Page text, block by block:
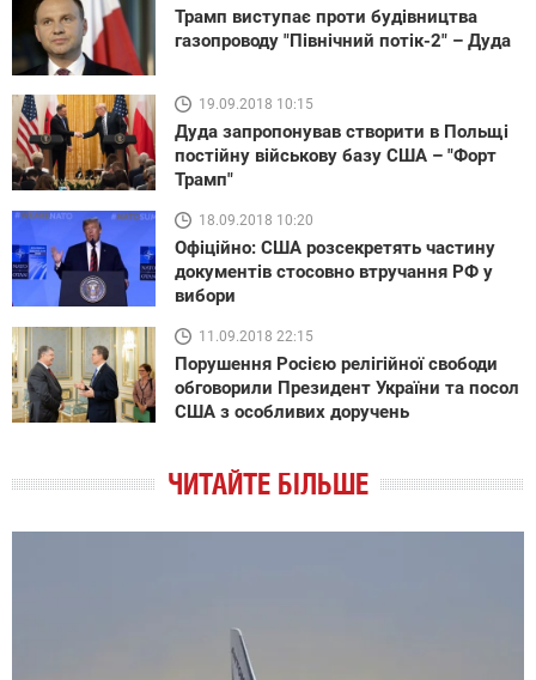
Трамп виступає проти будівництва
газопроводу "Північний потік-2" – Дуда
19.09.2018 10:15
Дуда запропонував створити в Польщі
постійну військову базу США – "Форт
Трамп"
18.09.2018 10:20
Офіційно: США розсекретять частину
документів стосовно втручання РФ у
вибори
11.09.2018 22:15
Порушення Росією релігійної свободи
обговорили Президент України та посол
США з особливих доручень
ЧИТАЙТЕ БІЛЬШЕ